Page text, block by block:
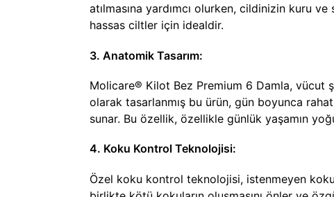
atılmasına yardımcı olurken, cildinizin kuru
hassas ciltler için idealdir.
3. Anatomik Tasarım:
Molicare® Kilot Bez Premium 6 Damla, vücut
olarak tasarlanmış bu ürün, gün boyunca
sunar. Bu özellik, özellikle günlük yaşamın
4. Koku Kontrol Teknolojisi:
Özel koku kontrol teknolojisi, istenmeyen